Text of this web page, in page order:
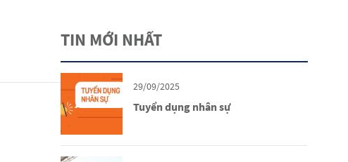
TIN MỚI NHẤT
29/09/2025
Tuyển dụng nhân sự